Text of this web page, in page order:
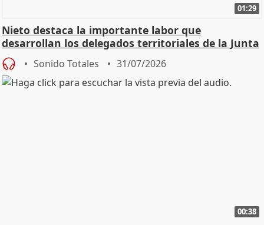
01:29
Nieto destaca la importante labor que
desarrollan los delegados territoriales de la Junta
Sonido Totales 31/07/2026
00:38